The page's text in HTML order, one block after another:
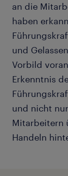
an die
haben
und
Vorbild
Erkenntnis
und nicht
Mitarbeitern
Handeln